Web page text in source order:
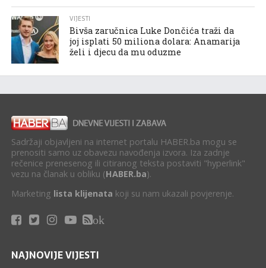
VIJESTI
Bivša zaručnica Luke Dončića traži da
joj isplati 50 miliona dolara: Anamarija
želi i djecu da mu oduzme
Sadržaji objavljeni na internet portalu HABER.ba mogu se
prenositi samo uz obavezu navođenja izvora. Iza zadnje
rečenice prenesenog ili citiranog teksta postaviti "hyperlink"
vezu na članak u obliku (HABER.ba).
Marketing lista klijenata koji su nam ukazali povjerenje.
ok
NAJNOVIJE VIJESTI